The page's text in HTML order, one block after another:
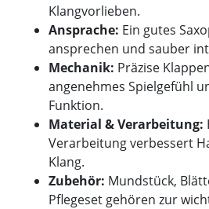
Klangvorlieben.
Ansprache: Ein gutes
ansprechen und sauber
Mechanik: Präzise
angenehmes Spielgefühl
Funktion.
Material & Verarbeitung:
Verarbeitung verbessert
Klang.
Zubehör: Mundstück,
Pflegeset gehören zur